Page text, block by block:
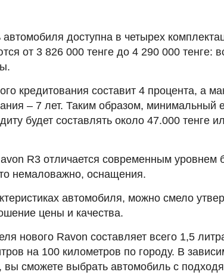
доступна в четырех
от 3 826 000 тенге до 4 290 000 тенге:
кредитования составит 4 процента, а
– 7 лет. Таким образом, минимальный
будет составлять около 47.000 тенге
R3 отличается современным уровнем
немаловажно, оснащения.
автомобиля, можно смело
цены и качества.
нового Ravon составляет всего 1,5
на 100 километров по городу. В
вы сможете выбрать автомобиль с